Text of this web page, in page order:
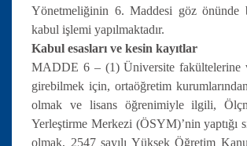
Yönetmeliğinin 6. Maddesi göz önünde
kabul işlemi yapılmaktadır.
Kabul esasları ve kesin kayıtlar
MADDE 6 – (1) Üniversite fakültelerine
girebilmek için, ortaöğretim
olmak ve lisans öğrenimiyle ilgili,
Yerleştirme Merkezi (ÖSYM)’nin yaptığı
olmak, 2547 sayılı Yüksek Öğretim